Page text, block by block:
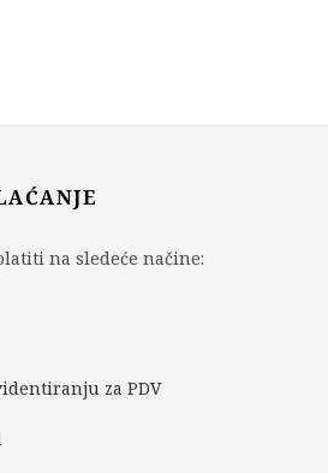
na sledeće načine:
za PDV